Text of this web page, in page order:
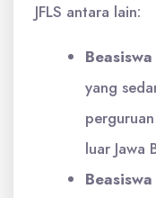
JFLS antara lain:
Beasiswa
yang
luar Jawa